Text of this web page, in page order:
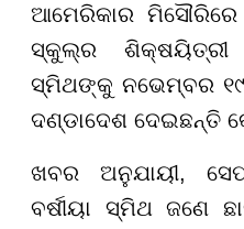
ଆମେରିକାର
ସ୍କୁଲ୍ର ଶିକ୍ଷୟିତ୍ରୀ
ସ୍ମିଥଙ୍କୁ ନଭେମ୍ବର ୧୯
ଦଣ୍ଡାଦେଶ ଦେଇଛନ୍ତି
ଖବର ଅନୁଯାୟୀ,
ବର୍ଷୀୟା ସ୍ମିଥ ଜଣେ